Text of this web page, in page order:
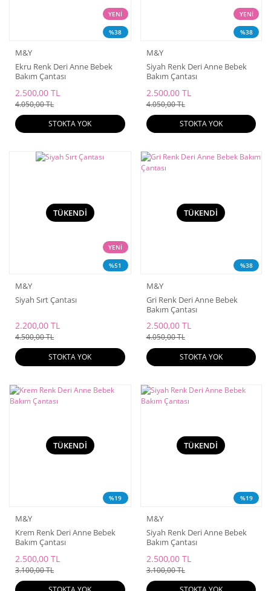
YENİ
%38
M&Y
Ekru Renk Deri Anne Bebek
Bakım Çantası
2.500,00 TL
4.050,00 TL
STOKTA YOK
YENİ
%38
M&Y
Siyah Renk Deri Anne Bebek
Bakım Çantası
2.500,00 TL
4.050,00 TL
STOKTA YOK
YENİ
%51
TÜKENDİ
M&Y
Siyah Sırt Çantası
2.200,00 TL
4.500,00 TL
STOKTA YOK
%38
TÜKENDİ
M&Y
Gri Renk Deri Anne Bebek
Bakım Çantası
2.500,00 TL
4.050,00 TL
STOKTA YOK
%19
TÜKENDİ
M&Y
Krem Renk Deri Anne Bebek
Bakım Çantası
2.500,00 TL
3.100,00 TL
%19
TÜKENDİ
M&Y
Siyah Renk Deri Anne Bebek
Bakım Çantası
2.500,00 TL
3.100,00 TL